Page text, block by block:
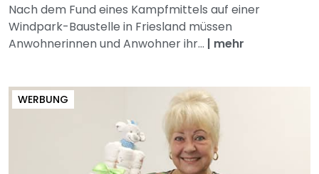
Nach dem Fund eines Kampfmittels auf einer
Windpark-Baustelle in Friesland müssen
Anwohnerinnen und Anwohner ihr... | mehr
WERBUNG